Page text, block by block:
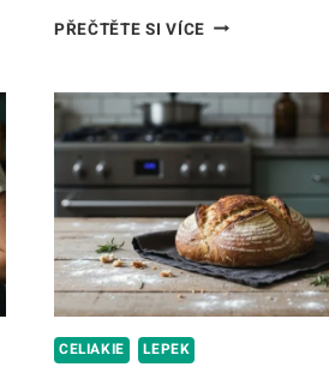
PŘEČTĚTE SI VÍCECELIAKIE
PRŮVODCE,
POVOLENÉ
POTRAVINY
A
JÍDELNÍČEK
CELIAKIE LEPEK